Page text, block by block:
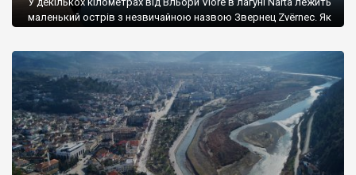
маленький острів з незвичайною назвою Звернец Zvërnec. Як
300 метрів. У Х столітті на острові заснували православний
чоловічий монастир в честь Успіння Пресвятої Богородиці.
Потрапити […]